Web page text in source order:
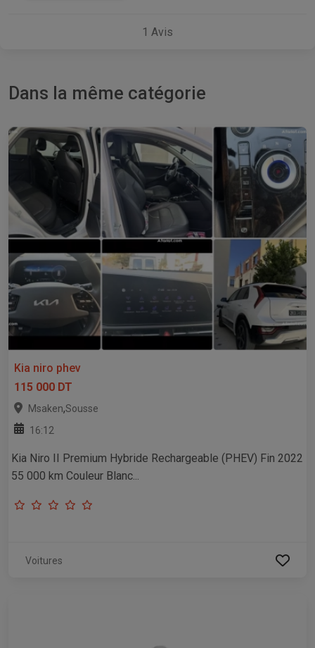
1 Avis
Dans la même catégorie
Kia niro phev
115 000 DT
Msaken,Sousse
16:12
Kia Niro II Premium Hybride Rechargeable (PHEV) Fin 2022
55 000 km Couleur Blanc...
Voitures